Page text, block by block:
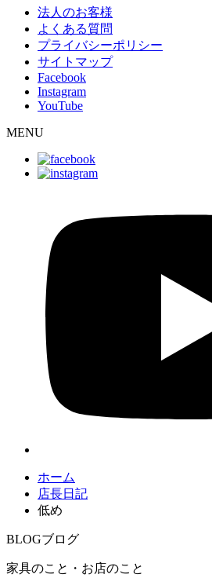
法人のお客様
よくある質問
プライバシーポリシー
サイトマップ
Facebook
Instagram
YouTube
MENU
ホーム
店長日記
低め
BLOGブログ
家具のこと・お店のこと